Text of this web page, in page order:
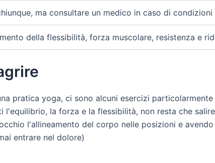
ma consultare un medico in caso di
della flessibilità, forza muscolare, resistenza e
pratica yoga, ci sono alcuni esercizi
l'equilibrio, la forza e la flessibilità, non resta che
l'allineamento del corpo nelle posizioni e
entrare nel dolore)